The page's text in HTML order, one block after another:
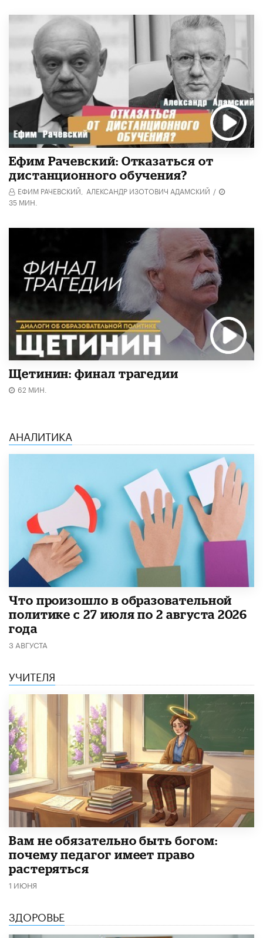
Ефим Рачевский: Отказаться от
дистанционного обучения?
ЕФИМ РАЧЕВСКИЙ, АЛЕКСАНДР ИЗОТОВИЧ АДАМСКИЙ /
35 МИН.
Щетинин: финал трагедии
62 МИН.
АНАЛИТИКА
​Что произошло в образовательной
политике с 27 июля по 2 августа 2026
года
3 АВГУСТА
УЧИТЕЛЯ
​Вам не обязательно быть богом:
почему педагог имеет право
растеряться
1 ИЮНЯ
ЗДОРОВЬЕ